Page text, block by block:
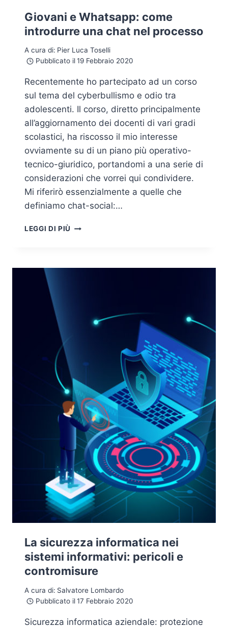
Giovani e Whatsapp: come
introdurre una chat nel processo
A cura di: Pier Luca Toselli
Pubblicato il 19 Febbraio 2020
Recentemente ho partecipato ad un corso
sul tema del cyberbullismo e odio tra
adolescenti. Il corso, diretto principalmente
all’aggiornamento dei docenti di vari gradi
scolastici, ha riscosso il mio interesse
ovviamente su di un piano più operativo-
tecnico-giuridico, portandomi a una serie di
considerazioni che vorrei qui condividere.
Mi riferirò essenzialmente a quelle che
definiamo chat-social:…
LEGGI DI PIÙ GIOVANI
INTRODURRE
La sicurezza informatica nei
sistemi informativi: pericoli e
contromisure
A cura di: Salvatore Lombardo
Pubblicato il 17 Febbraio 2020
Sicurezza informatica aziendale: protezione